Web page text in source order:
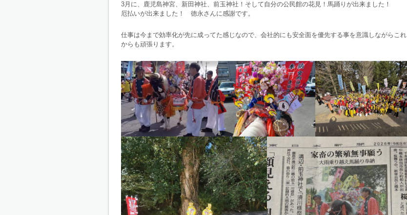
3月に、鹿児島神宮、新田神社、前玉神社！そして自分の公民館の花見！馬踊りが出来ました！
厄払いが出来ました！ 徳永さんに感謝です。
仕事は今まで効率化が先に成ってた感じなので、会社的にも安全面を優先する事を意識しながらこれ
からも頑張ります。